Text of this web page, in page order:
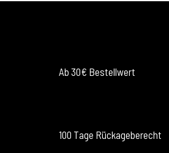
Ab 30€ Bestellwert
100 Tage Rückageberecht